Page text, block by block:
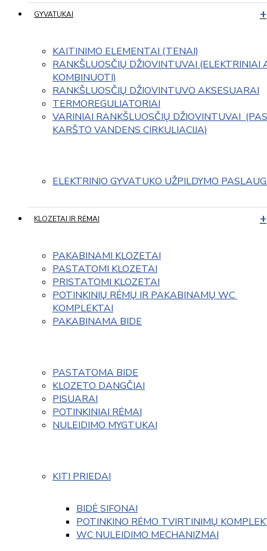
GYVATUKAI
KAITINIMO ELEMENTAI (TENAI)
RANKŠLUOSČIŲ DŽIOVINTUVAI (ELEKTRINIAI
KOMBINUOTI)
RANKŠLUOSČIŲ DŽIOVINTUVO AKSESUARAI
TERMOREGULIATORIAI
VARINIAI RANKŠLUOSČIŲ DŽIOVINTUVAI
KARŠTO VANDENS CIRKULIACIJA)
ELEKTRINIO GYVATUKO UŽPILDYMO
KLOZETAI IR RĖMAI
PAKABINAMI KLOZETAI
PASTATOMI KLOZETAI
PRISTATOMI KLOZETAI
POTINKINIŲ RĖMŲ IR PAKABINAMŲ WC
KOMPLEKTAI
PAKABINAMA BIDE
PASTATOMA BIDE
KLOZETO DANGČIAI
PISUARAI
POTINKINIAI RĖMAI
NULEIDIMO MYGTUKAI
KITI PRIEDAI
BIDĖ SIFONAI
POTINKINO RĖMO TVIRTINIMŲ
WC NULEIDIMO MECHANIZMAI